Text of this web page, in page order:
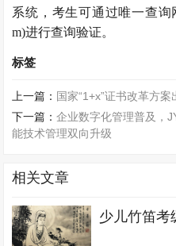
系统，考生可通过唯一查询
m)进行查询验证。
标签
上一篇： 国家“1+x”证书改革方
下一篇：企业数字化管理普及，
能技术管理双向升级
相关文章
少儿竹笛考